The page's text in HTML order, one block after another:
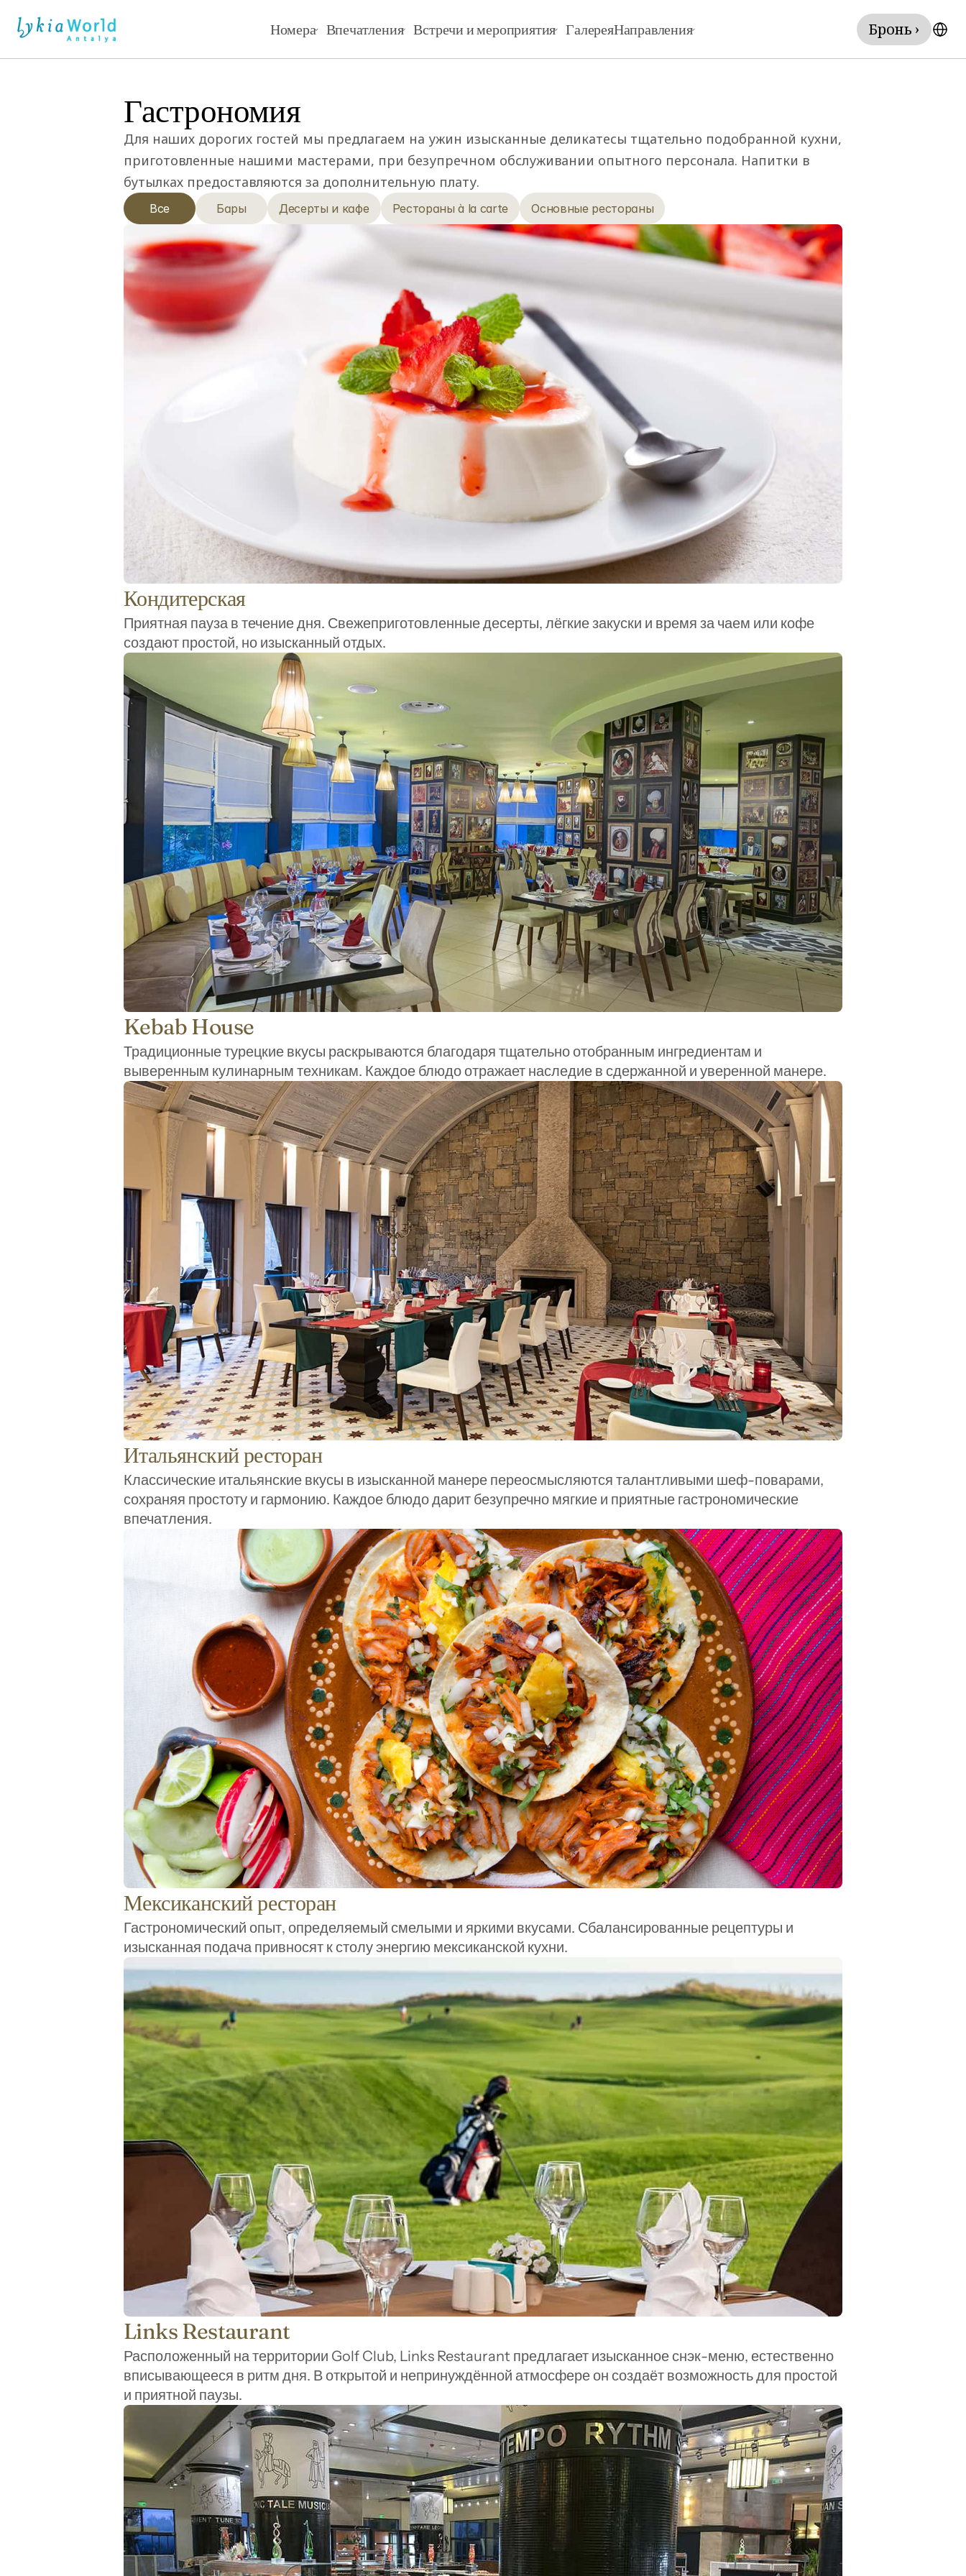
Гастрономия
Для наших дорогих гостей мы предлагаем на ужин изысканные деликатесы тщательно подобранной кухни,
приготовленные нашими мастерами, при безупречном обслуживании опытного персонала. Напитки в
бутылках предоставляются за дополнительную плату.
Все Бары Десерты и кафе Рестораны à la carte Основные рестораны
Кондитерская
Приятная пауза в течение дня. Свежеприготовленные десерты, лёгкие закуски и время за чаем или кофе
создают простой, но изысканный отдых.
Kebab House
Традиционные турецкие вкусы раскрываются благодаря тщательно отобранным ингредиентам и
выверенным кулинарным техникам. Каждое блюдо отражает наследие в сдержанной и уверенной манере.
Итальянский ресторан
Классические итальянские вкусы в изысканной манере переосмысляются талантливыми шеф-поварами,
сохраняя простоту и гармонию. Каждое блюдо дарит безупречно мягкие и приятные гастрономические
впечатления.
Мексиканский ресторан
Гастрономический опыт, определяемый смелыми и яркими вкусами. Сбалансированные рецептуры и
изысканная подача привносят к столу энергию мексиканской кухни.
Links Restaurant
Расположенный на территории Golf Club, Links Restaurant предлагает изысканное снэк-меню, естественно
вписывающееся в ритм дня. В открытой и непринуждённой атмосфере он создаёт возможность для простой
и приятной паузы.
Номера Впечатления Встречи и мероприятия ГалереяНаправления Бронь ›